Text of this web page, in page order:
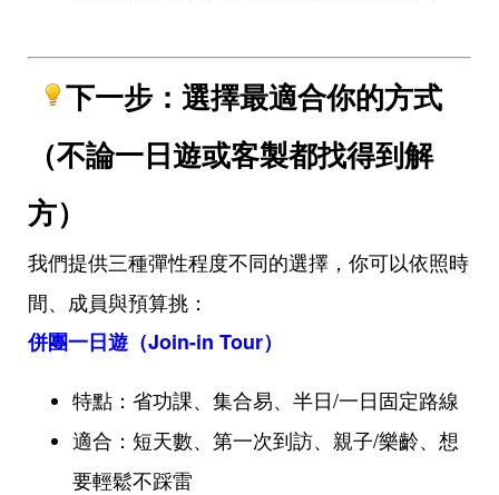
下一步：選擇最適合你的方式
（不論一日遊或客製都找得到解
方）
我們提供三種彈性程度不同的選擇，你可以依照時
間、成員與預算挑：
併團一日遊（Join-in Tour）
特點：省功課、集合易、半日/一日固定路線
適合：短天數、第一次到訪、親子/樂齡、想
要輕鬆不踩雷